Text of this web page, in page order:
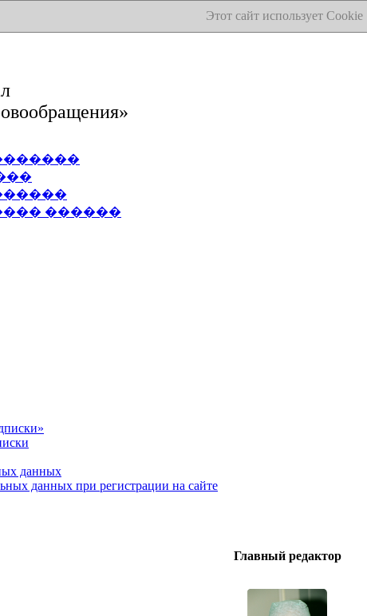
Этот сайт использует Cookie
������
данных
данных при регистрации на сайте
Главный редактор